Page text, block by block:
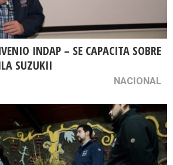
INDAP – SE CAPACITA SOBRE
SUZUKII
NACIONAL